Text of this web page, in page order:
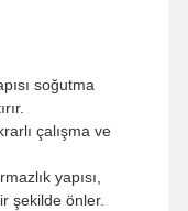
soğutma
çalışma ve
yapısı,
şekilde önler.